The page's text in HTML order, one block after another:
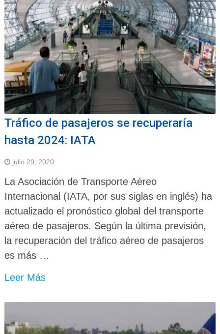
Tráfico de pasajeros se recuperaría
hasta 2024: IATA
julio 29, 2020
La Asociación de Transporte Aéreo
Internacional (IATA, por sus siglas en inglés) ha
actualizado el pronóstico global del transporte
aéreo de pasajeros. Según la última previsión,
la recuperación del tráfico aéreo de pasajeros
es más …
Leer Más